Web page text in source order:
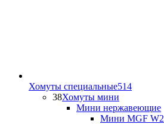
Хомуты специальные514
38Хомуты мини
Мини нержавеющие
Мини MGF W2